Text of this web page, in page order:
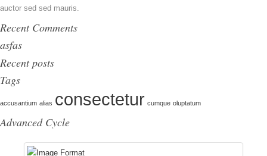
auctor sed sed mauris.
Recent Comments
asfas
Recent posts
Tags
accusantium alias consectetur cumque oluptatum
Advanced Cycle